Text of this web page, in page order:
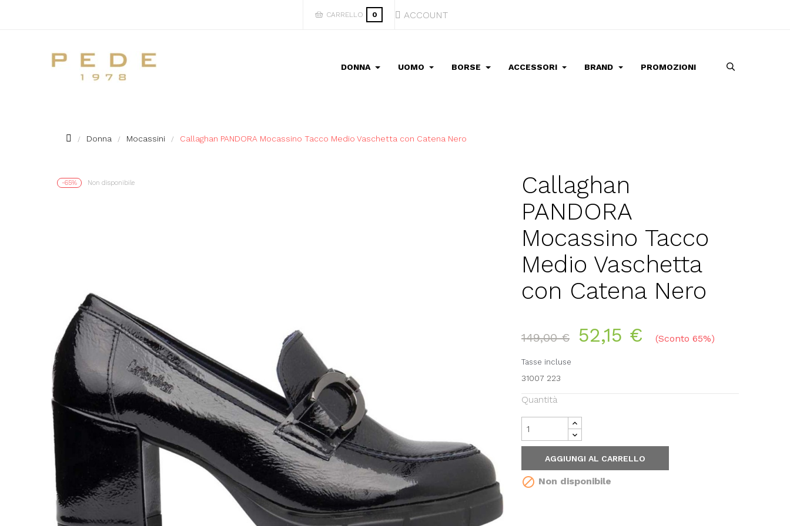
CARRELLO 0 ACCOUNT
DONNA UOMO BORSE ACCESSORI BRAND PROMOZIONI
Donna Mocassini Callaghan PANDORA Mocassino Tacco Medio Vaschetta con Catena Nero
-65% Non disponibile
Callaghan
PANDORA
Mocassino Tacco
Medio Vaschetta
con Catena Nero
149,00 € 52,15 € Sconto 65%
Tasse incluse
31007 223
Quantità
AGGIUNGI AL CARRELLO
 Non disponibile